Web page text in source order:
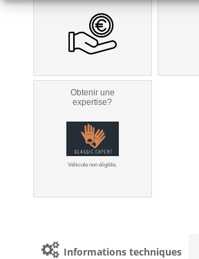
Obtenir une
expertise?
Véhicule non éligible.
Informations techniques